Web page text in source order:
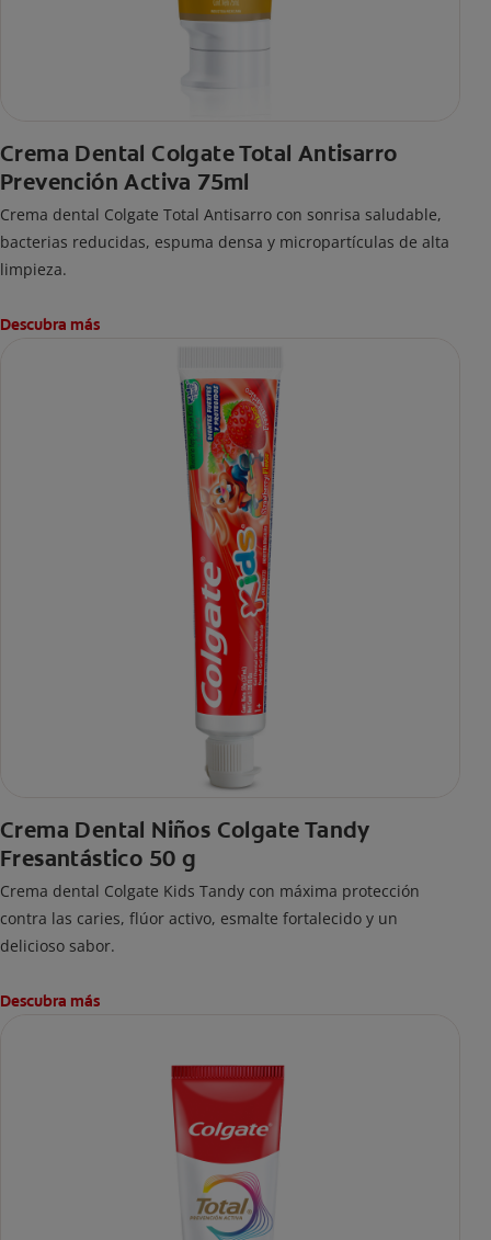
Crema Dental Colgate Total Antisarro
Prevención Activa 75ml
Crema dental Colgate Total Antisarro con sonrisa saludable,
bacterias reducidas, espuma densa y micropartículas de alta
limpieza.
Descubra más
Crema Dental Niños Colgate Tandy
Fresantástico 50 g
Crema dental Colgate Kids Tandy con máxima protección
contra las caries, flúor activo, esmalte fortalecido y un
delicioso sabor.
Descubra más